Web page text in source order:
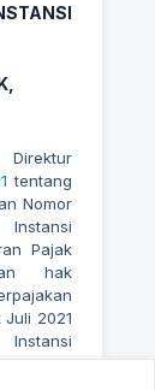
tentang
Nomor
Pajak
hak
2021